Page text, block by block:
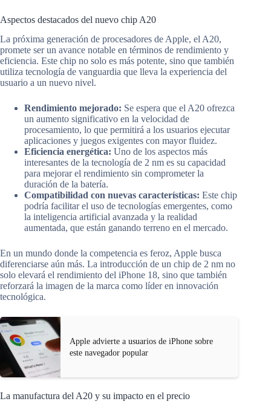
Aspectos destacados del nuevo chip A20
La próxima generación de procesadores de Apple, el A20,
promete ser un avance notable en términos de rendimiento y
eficiencia. Este chip no solo es más potente, sino que también
utiliza tecnología de vanguardia que lleva la experiencia del
usuario a un nuevo nivel.
Rendimiento mejorado: Se espera que el A20 ofrezca
un aumento significativo en la velocidad de
procesamiento, lo que permitirá a los usuarios ejecutar
aplicaciones y juegos exigentes con mayor fluidez.
Eficiencia energética: Uno de los aspectos más
interesantes de la tecnología de 2 nm es su capacidad
para mejorar el rendimiento sin comprometer la
duración de la batería.
Compatibilidad con nuevas características: Este chip
podría facilitar el uso de tecnologías emergentes, como
la inteligencia artificial avanzada y la realidad
aumentada, que están ganando terreno en el mercado.
En un mundo donde la competencia es feroz, Apple busca
diferenciarse aún más. La introducción de un chip de 2 nm no
solo elevará el rendimiento del iPhone 18, sino que también
reforzará la imagen de la marca como líder en innovación
tecnológica.
Apple advierte a usuarios de iPhone sobre
este navegador popular
La manufactura del A20 y su impacto en el precio